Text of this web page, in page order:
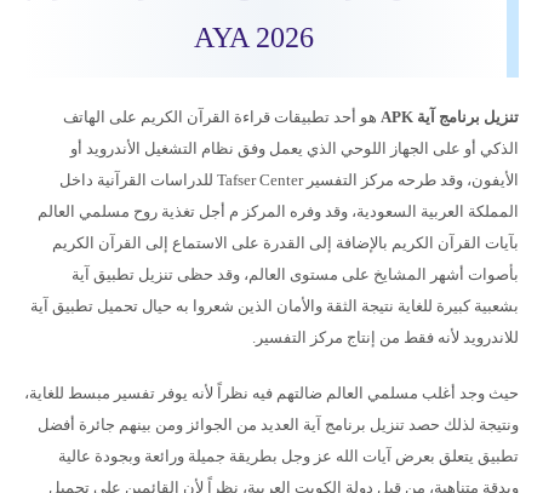
AYA 2026
تنزيل برنامج آية APK
هو أحد تطبيقات قراءة القرآن الكريم على الهاتف
الذكي أو على الجهاز اللوحي الذي يعمل وفق نظام التشغيل الأندرويد أو
الأيفون، وقد طرحه مركز التفسير Tafser Center للدراسات القرآنية داخل
المملكة العربية السعودية، وقد وفره المركز م أجل تغذية روح مسلمي العالم
بآيات القرآن الكريم بالإضافة إلى القدرة على الاستماع إلى القرآن الكريم
بأصوات أشهر المشايخ على مستوى العالم، وقد حظى تنزيل تطبيق آية
بشعبية كبيرة للغاية نتيجة الثقة والأمان الذين شعروا به حيال تحميل تطبيق آية
للاندرويد لأنه فقط من إنتاج مركز التفسير.
حيث وجد أغلب مسلمي العالم ضالتهم فيه نظراً لأنه يوفر تفسير مبسط للغاية،
ونتيجة لذلك حصد تنزيل برنامج آية العديد من الجوائز ومن بينهم جائرة أفضل
تطبيق يتعلق بعرض آيات الله عز وجل بطريقة جميلة ورائعة وبجودة عالية
وبدقة متناهية، من قِبل دولة الكويت العربية، نظراً لأن القائمين على تحميل